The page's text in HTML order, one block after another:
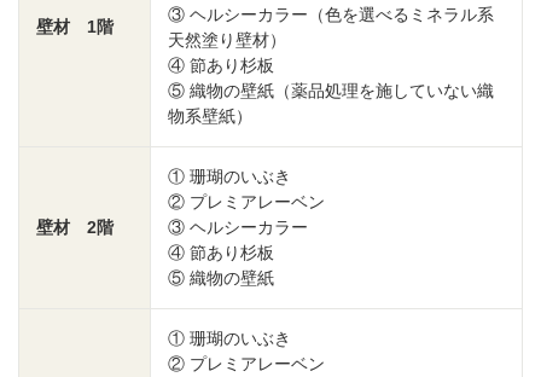
壁材 1階
③ ヘルシーカラー（色を選べるミネラル系
天然塗り壁材）
④ 節あり杉板
⑤ 織物の壁紙（薬品処理を施していない織
物系壁紙）
壁材 2階
① 珊瑚のいぶき
② プレミアレーベン
③ ヘルシーカラー
④ 節あり杉板
⑤ 織物の壁紙
① 珊瑚のいぶき
② プレミアレーベン